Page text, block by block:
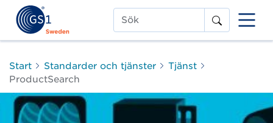
Sök
Start Standarder och tjänster
Tjänst
ProductSearch